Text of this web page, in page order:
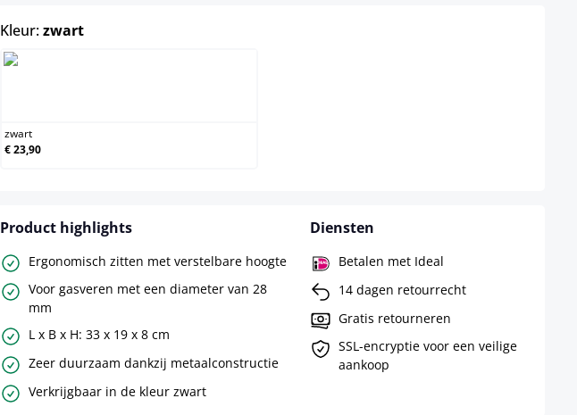
Kleur:zwartselect
zwart
€ 23,90
Product highlights
Ergonomisch zitten met verstelbare hoogte
Voor gasveren met een diameter van 28
mm
L x B x H: 33 x 19 x 8 cm
Zeer duurzaam dankzij metaalconstructie
Verkrijgbaar in de kleur zwart
Diensten
Betalen met Ideal
14 dagen retourrecht
Gratis retourneren
SSL-encryptie voor een veilige
aankoop